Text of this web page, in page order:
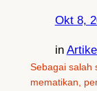
Okt 8,
in Artikel
Sebagai salah
mematikan,